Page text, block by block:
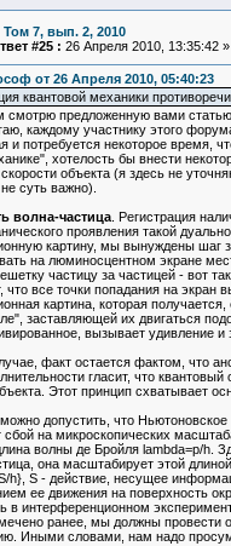
Том 7, вып. 2, 2010
#25 : 26 Апреля 2010, 13:35:42 »
от 26 Апреля 2010, 05:40:23
квантовой механики
смотрю предложенную вами
каждому участнику этого
и потребуется некоторое время,
хотелость бы внести
объекта (я здесь не
суть важно).
волна-частица. Регистрация
проявления такой
картину, мы вынуждены шаг
на люминосцентном экране
частицу за частицей - вот
что все точки попадания на экран
картина, которая
заставляющей их двигаться
вызывает удивление и
факт остается фактом, что
гласит, что
Этот принцип схватывает
допустить, что
сбой на микроскопических
волны де Бройля lambda=p/h.
она масштабирует этой
h}, S - действие, несущее
ее движения на поверхность
в интерференционном
ранее, мы должны провести
Иными словами, нам надо